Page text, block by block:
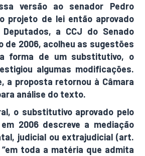
versão ao senador Pedro
projeto de lei então aprovado
a CCJ do Senado
de 2006, acolheu as sugestões
forma de um substitutivo, o
algumas modificações.
a proposta retornou à Câmara
análise do texto.
o substitutivo aprovado pelo
2006 descreve a mediação
judicial ou extrajudicial (art.
toda a matéria que admita